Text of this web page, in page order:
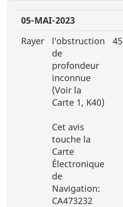
05-MAI-2023
Rayer
l′obstruction
de
profondeur
inconnue
(Voir la
Carte 1, K40)
Cet avis
touche la
Carte
Électronique
de
Navigation:
CA473232